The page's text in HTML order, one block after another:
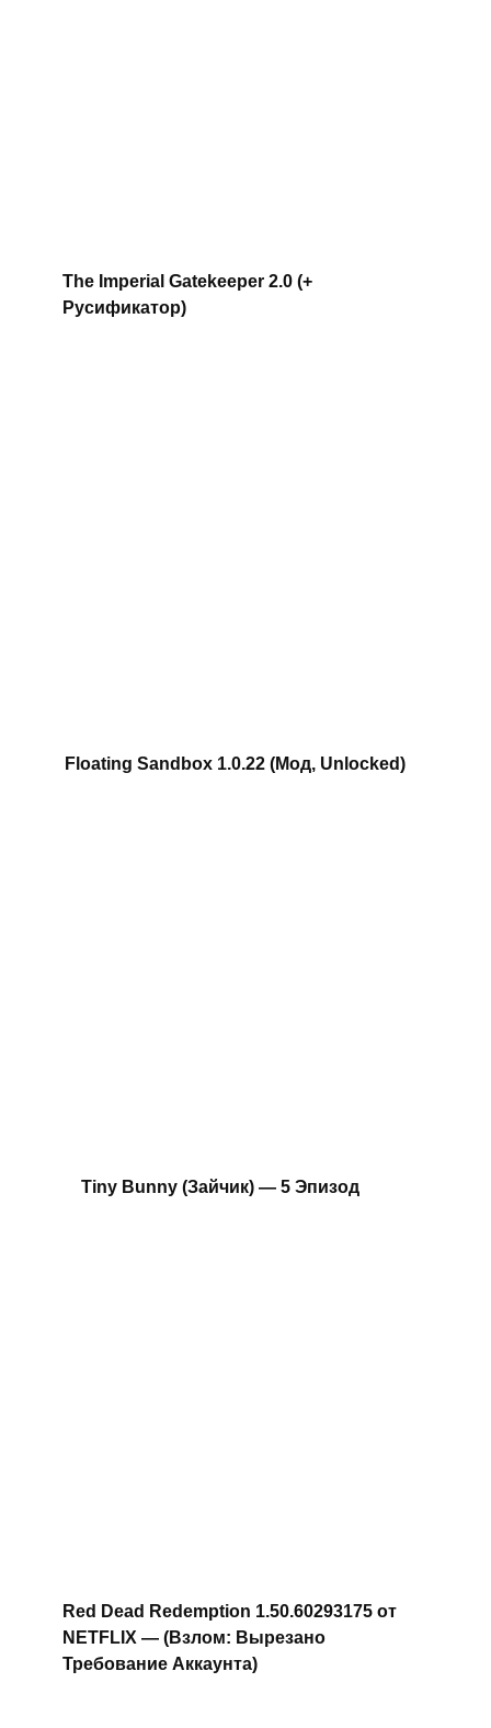
The Imperial Gatekeeper 2.0 (+
Русификатор)
Floating Sandbox 1.0.22 (Мод, Unlocked)
Tiny Bunny (Зайчик) — 5 Эпизод
Red Dead Redemption 1.50.60293175 от
NETFLIX — (Взлом: Вырезано
Требование Аккаунта)